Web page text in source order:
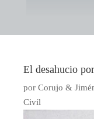
El desahucio
por Corujo &
Civil